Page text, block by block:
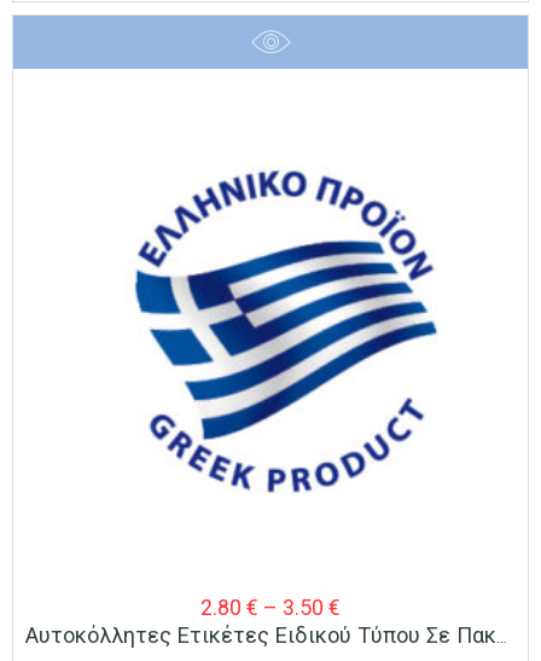
2.80 € – 3.50 €
range:
Αυτοκόλλητες Ετικέτες Ειδικού Τύπου Σε Πακέτο Των 40 Φύλλων